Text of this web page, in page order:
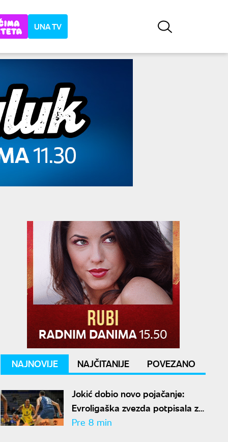
UNA TV
NAJNOVIJE NAJČITANIJE POVEZANO
Jokić dobio novo pojačanje:
Evroligaška zvezda potpisala za
Denver
Pre 8 min